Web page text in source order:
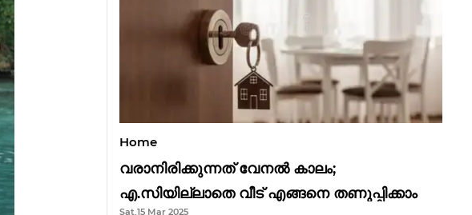
Home
വരാനിരിക്കുന്നത് വേനൽ കാലം;
എ.സിയില്ലാതെ വീട് എങ്ങനെ തണുപ്പിക്കാം
Sat,15 Mar 2025